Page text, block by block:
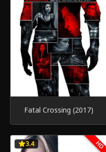
Fatal Crossing (2017)
3.4 HD